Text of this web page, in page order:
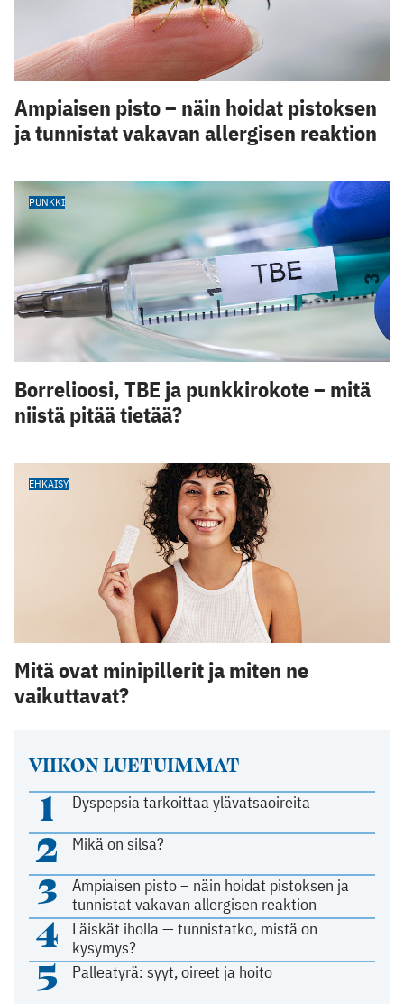
VIIKON LUETUIMMAT
1 Dyspepsia tarkoittaa ylävatsaoireita
2 Mikä on silsa?
3
Ampiaisen pisto – näin hoidat pistoksen ja
tunnistat vakavan allergisen reaktion
4
Läiskät iholla — tunnistatko, mistä on
kysymys?
5 Palleatyrä: syyt, oireet ja hoito
Ampiaisen pisto – näin hoidat pistoksen
ja tunnistat vakavan allergisen reaktion
PUNKKI
Borrelioosi, TBE ja punkkirokote – mitä
niistä pitää tietää?
EHKÄISY
Mitä ovat minipillerit ja miten ne
vaikuttavat?